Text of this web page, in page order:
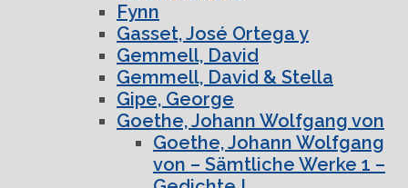
Fynn
Gasset, José Ortega y
Gemmell, David
Gemmell, David & Stella
Gipe, George
Goethe, Johann Wolfgang von
Goethe, Johann Wolfgang
von – Sämtliche Werke 1 –